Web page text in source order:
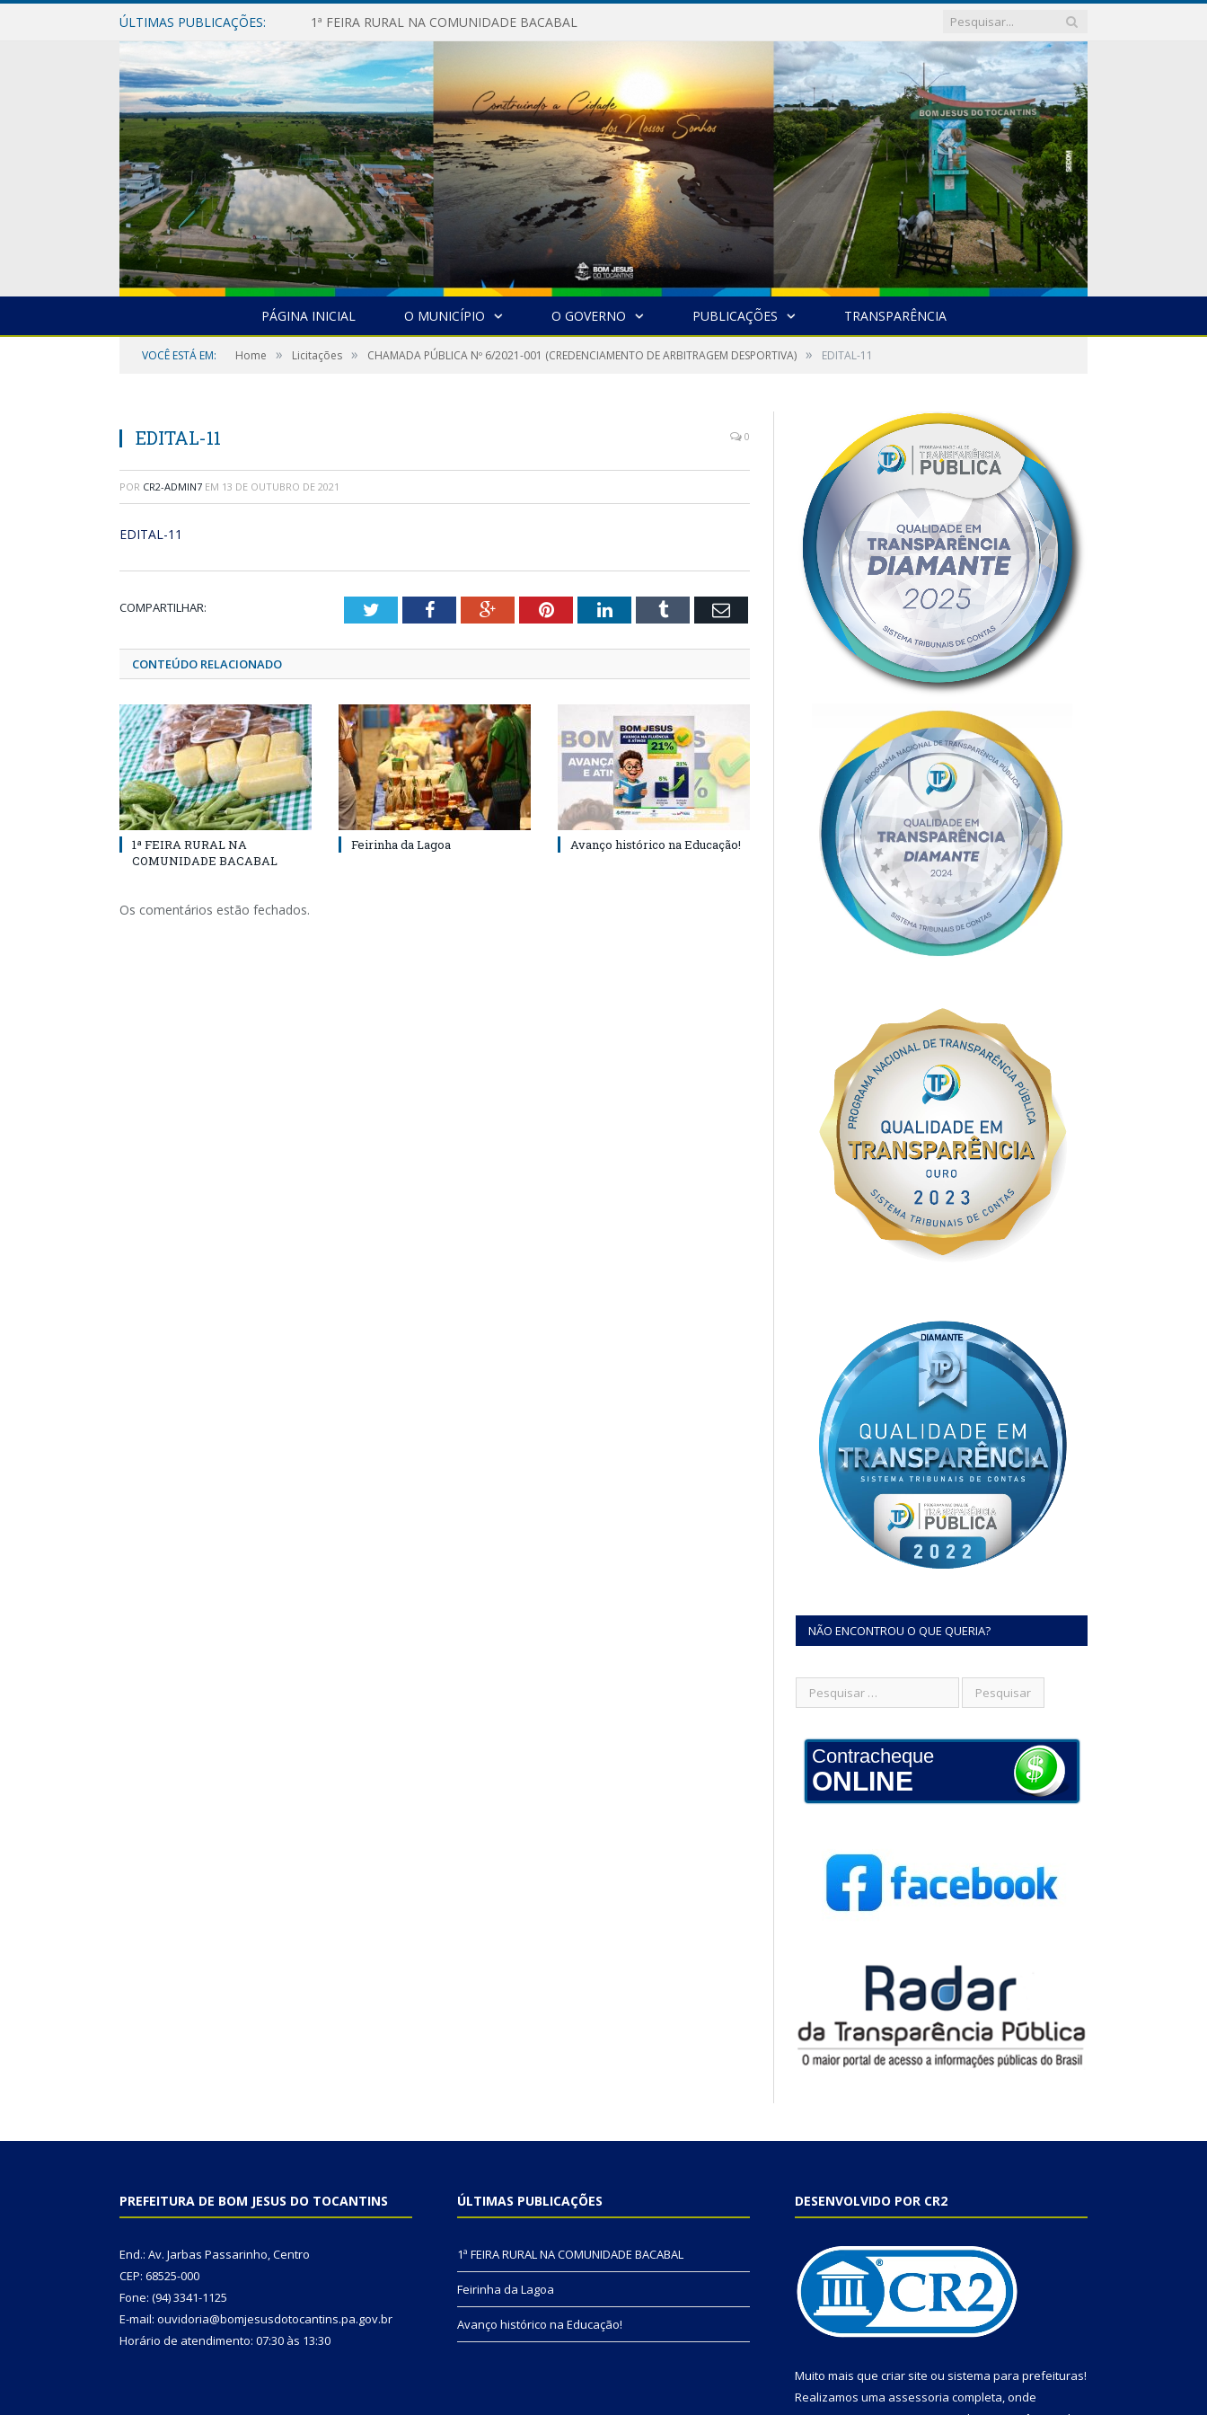
ÚLTIMAS PUBLICAÇÕES: 1ª FEIRA RURAL NA COMUNIDADE BACABAL
PÁGINA INICIAL O MUNICÍPIO O GOVERNO PUBLICAÇÕES TRANSPARÊNCIA
VOCÊ ESTÁ EM: Home » Licitações » CHAMADA PÚBLICA Nº 6/2021-001 (CREDENCIAMENTO DE ARBITRAGEM DESPORTIVA) » EDITAL-11
EDITAL-11 0
POR CR2-ADMIN7 EM 13 DE OUTUBRO DE 2021
EDITAL-11
COMPARTILHAR: TwitterFacebookGoogle+PinterestLinkedInTumblr Email
CONTEÚDO RELACIONADO
1ª FEIRA RURAL NA
COMUNIDADE BACABAL
Feirinha da Lagoa Avanço histórico na Educação!
Os comentários estão fechados.
NÃO ENCONTROU O QUE QUERIA?
Contracheque
ONLINE
PREFEITURA DE BOM JESUS DO TOCANTINS
End.: Av. Jarbas Passarinho, Centro
CEP: 68525-000
Fone: (94) 3341-1125
E-mail: ouvidoria@bomjesusdotocantins.pa.gov.br
Horário de atendimento: 07:30 às 13:30
ÚLTIMAS PUBLICAÇÕES
1ª FEIRA RURAL NA COMUNIDADE BACABAL
Feirinha da Lagoa
Avanço histórico na Educação!
DESENVOLVIDO POR CR2
Muito mais que criar site ou sistema para prefeituras!
Realizamos uma assessoria completa, onde